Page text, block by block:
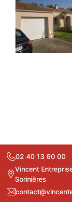
02 40 13 60 00
Vincent
Sorinières